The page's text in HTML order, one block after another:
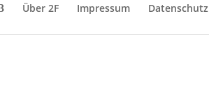
Über 2F Impressum Datenschutz